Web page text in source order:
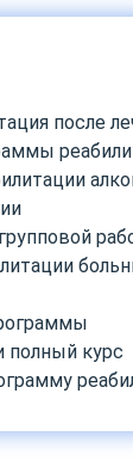
после
полный курс